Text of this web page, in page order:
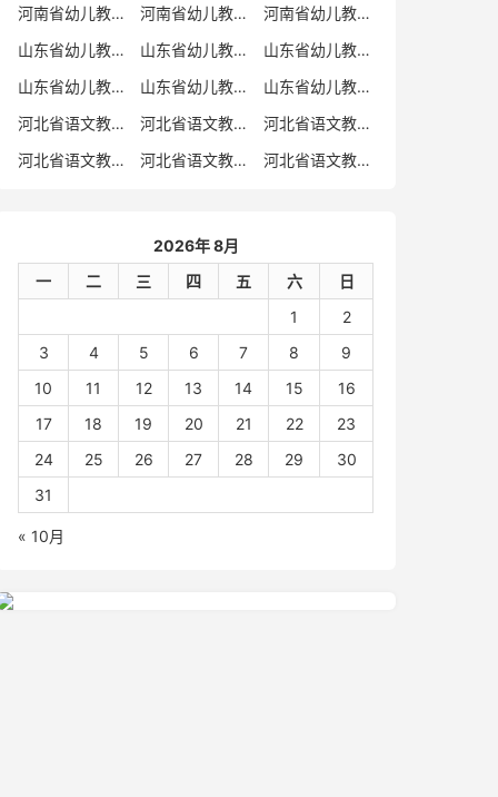
河南省幼儿教师招聘考试真题卷
河南省幼儿教师编制考试真题
河南省幼儿教师编制考试真题卷
山东省幼儿教师招聘
山东省幼儿教师考试
山东省幼儿教师招聘考试真题
山东省幼儿教师招聘考试真题卷
山东省幼儿教师编制考试真题
山东省幼儿教师编制考试真题卷
河北省语文教师招聘
河北省语文教师招聘考试真题
河北省语文教师招聘考试真题卷
河北省语文教师编制考试真题
河北省语文教师编制考试真题卷 河北省语文教师考试
2026年 8月
一
二 三 四 五 六
日
1
2
3
4 5 6 7 8
9
10
11 12 13 14 15
16
17
18 19 20 21 22
23
24
25 26 27 28 29
30
31
« 10月